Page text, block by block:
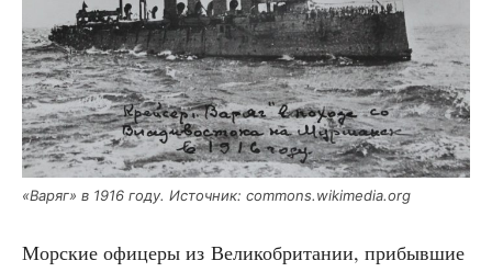
«Варяг» в 1916 году. Источ­ник: commons.wikimedia.org
Мор­ские офи­це­ры из Вели­ко­бри­та­нии, при­быв­шие